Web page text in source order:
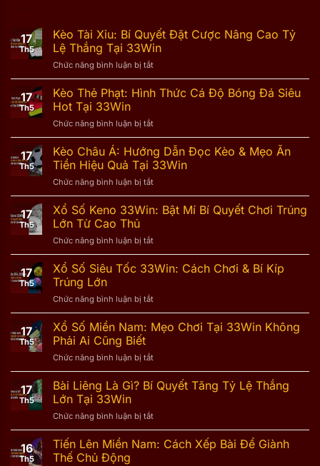
17
Th5
Kèo Tài Xỉu: Bí Quyết Đặt Cược Nâng Cao Tỷ
Lệ Thắng Tại 33Win
Chức năng bình luận bị tắtở
Kèo
Tài
Quyết
Đặt
Cược
Nâng
Tỷ
Lệ
Thắng
17
Th5
Kèo Thẻ Phạt: Hình Thức Cá Độ Bóng Đá Siêu
Hot Tại 33Win
Chức năng bình luận bị tắtở
Kèo
Thẻ
Phạt:
Hình
Thức
Cá
Độ
Siêu
Hot
Tại
17
Th5
Kèo Châu Á: Hướng Dẫn Đọc Kèo & Mẹo Ăn
Tiền Hiệu Quả Tại 33Win
Chức năng bình luận bị tắtở
Kèo
Châu
Dẫn
Đọc
Kèo
Ăn
Tiền
Hiệu
33Win
17
Th5
Xổ Số Keno 33Win: Bật Mí Bí Quyết Chơi Trúng
Lớn Từ Cao Thủ
Chức năng bình luận bị tắtở
Xổ
Số
Bật
Mí
Bí
Trúng
Lớn
Từ
17
Th5
Xổ Số Siêu Tốc 33Win: Cách Chơi & Bí Kíp
Trúng Lớn
Chức năng bình luận bị tắtở
Xổ
Số
Siêu
33Win:
Cách
Chơi
Kíp
Trúng
Lớn
17
Th5
Xổ Số Miền Nam: Mẹo Chơi Tại 33Win Không
Phải Ai Cũng Biết
Chức năng bình luận bị tắtở
Xổ
Số
Miền
Mẹo
Chơi
Tại
17
Th5
Bài Liêng Là Gì? Bí Quyết Tăng Tỷ Lệ Thắng
Lớn Tại 33Win
Chức năng bình luận bị tắtở
Bài
Liêng
16
Th5
Tiến Lên Miền Nam: Cách Xếp Bài Để Giành
Thế Chủ Động